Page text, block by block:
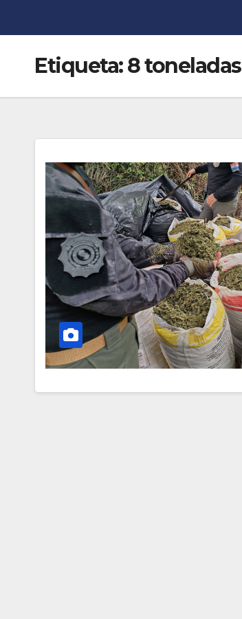
Etiqueta:8 toneladas